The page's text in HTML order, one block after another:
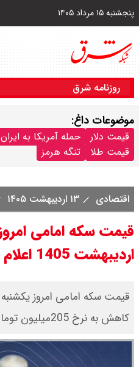
پنجشنبه ۱۵ مرداد ۱۴۰۵
روزنامه شرق
موضوعات داغ:
قیمت دلار حمله آمریکا به ایران
قیمت طلا
تنگه هرمز
اقتصادی ۱۳ اردیبهشت ۱۴۰۵
اردیبهشت 1405 اعلام شد
کاهش به نرخ 205میلیون تومان رسید.